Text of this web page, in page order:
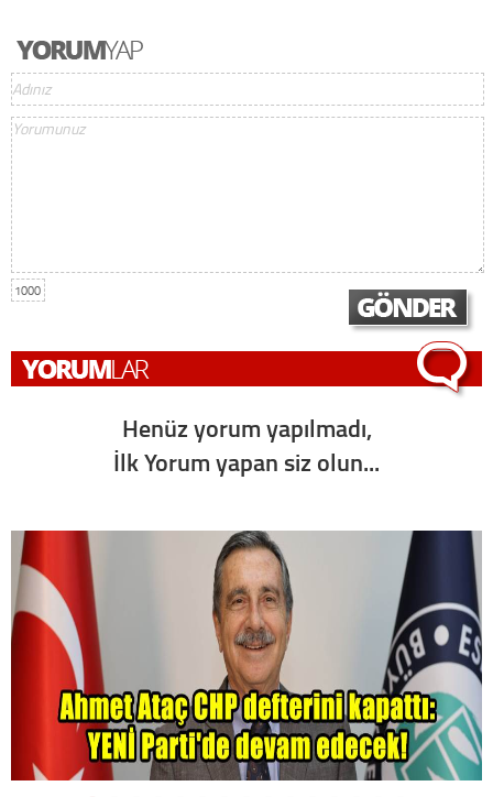
1000
Henüz yorum yapılmadı,
İlk Yorum yapan siz olun...